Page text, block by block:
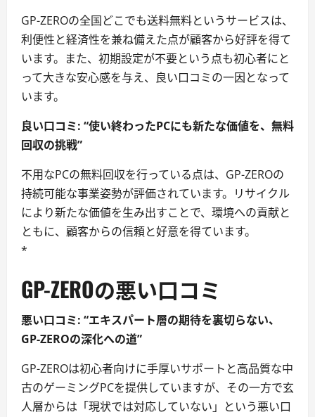
GP-ZEROの全国どこでも送料無料というサービスは、
利便性と経済性を兼ね備えた点が顧客から好評を得て
います。また、初期設定が不要という点も初心者にと
って大きな安心感を与え、良い口コミの一因となって
います。
良い口コミ: “使い終わったPCにも新たな価値を、無料
回収の挑戦”
不用なPCの無料回収を行っている点は、GP-ZEROの
持続可能な事業姿勢が評価されています。リサイクル
により新たな価値を生み出すことで、環境への貢献と
ともに、顧客からの信頼と好意を得ています。
*
GP-ZEROの悪い口コミ
悪い口コミ: “エキスパート層の期待を裏切らない、
GP-ZEROの深化への道”
GP-ZEROは初心者向けに手厚いサポートと高品質な中
古のゲーミングPCを提供していますが、その一方で玄
人層からは「現状では対応していない」という悪い口